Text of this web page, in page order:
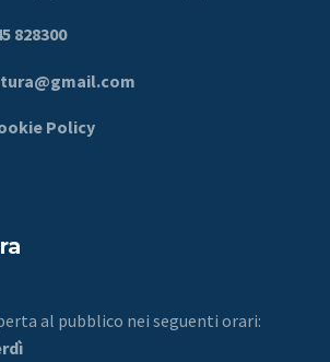
828300
Policy
al pubblico nei seguenti orari: